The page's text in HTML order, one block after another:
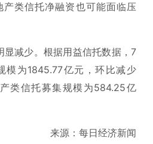
类信托净融资也可能面临压
显减少。根据用益信托数据，7
模为1845.77亿元，环比减少
类信托募集规模为584.25亿
来源：每日经济新闻